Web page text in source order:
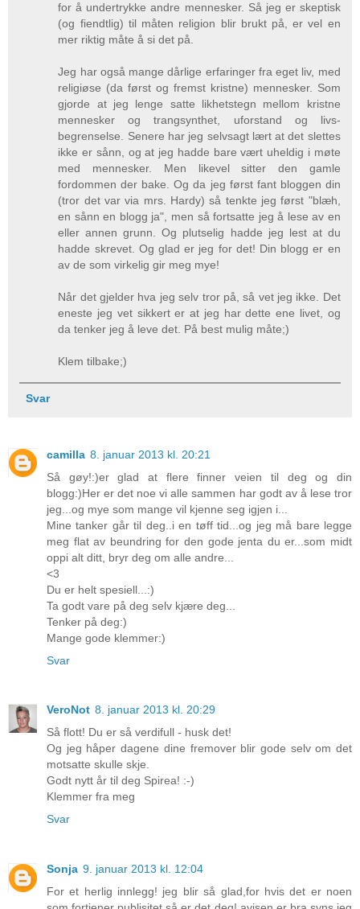
for å undertrykke andre mennesker. Så jeg er skeptisk
(og fiendtlig) til måten religion blir brukt på, er vel en
mer riktig måte å si det på.
Jeg har også mange dårlige erfaringer fra eget liv, med
religiøse (da først og fremst kristne) mennesker. Som
gjorde at jeg lenge satte likhetstegn mellom kristne
mennesker og trangsynthet, uforstand og livs-
begrenselse. Senere har jeg selvsagt lært at det slettes
ikke er sånn, og at jeg hadde bare vært uheldig i møte
med mennesker. Men likevel sitter den gamle
fordommen der bake. Og da jeg først fant bloggen din
(tror det var via mrs. Hardy) så tenkte jeg først "blæh,
en sånn en blogg ja", men så fortsatte jeg å lese av en
eller annen grunn. Og plutselig hadde jeg lest at du
hadde skrevet. Og glad er jeg for det! Din blogg er en
av de som virkelig gir meg mye!
Når det gjelder hva jeg selv tror på, så vet jeg ikke. Det
eneste jeg vet sikkert er at jeg har dette ene livet, og
da tenker jeg å leve det. På best mulig måte;)
Klem tilbake;)
Svar
camilla 8. januar 2013 kl. 20:21
Så gøy!:)er glad at flere finner veien til deg og din
blogg:)Her er det noe vi alle sammen har godt av å lese tror
jeg...og mye som mange vil kjenne seg igjen i...
Mine tanker går til deg..i en tøff tid...og jeg må bare legge
meg flat av beundring for den gode jenta du er...som midt
oppi alt ditt, bryr deg om alle andre...
<3
Du er helt spesiell...:)
Ta godt vare på deg selv kjære deg...
Tenker på deg:)
Mange gode klemmer:)
Svar
VeroNot 8. januar 2013 kl. 20:29
Så flott! Du er så verdifull - husk det!
Og jeg håper dagene dine fremover blir gode selv om det
motsatte skulle skje.
Godt nytt år til deg Spirea! :-)
Klemmer fra meg
Svar
Sonja 9. januar 2013 kl. 12:04
For et herlig innlegg! jeg blir så glad,for hvis det er noen